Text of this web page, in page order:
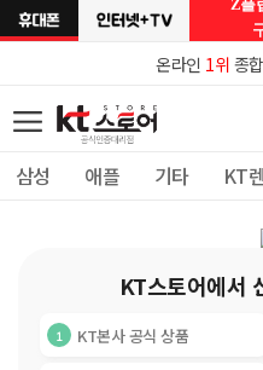
온라인 1위 종
삼성 애플 기타 KT
Z플
KT스토어에서
KT본사 공식 상품